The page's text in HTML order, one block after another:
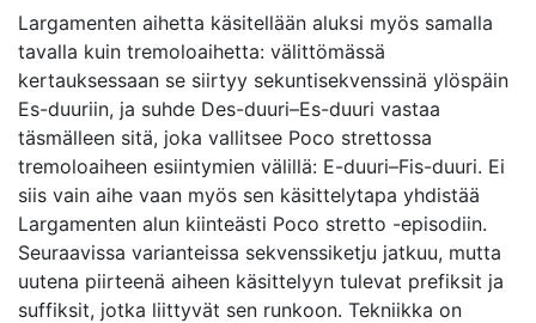
Largamenten aihetta käsitellään aluksi myös samalla
tavalla kuin tremoloaihetta: välittömässä
kertauksessaan se siirtyy sekuntisekvenssinä ylöspäin
Es-duuriin, ja suhde Des-duuri–Es-duuri vastaa
täsmälleen sitä, joka vallitsee Poco strettossa
tremoloaiheen esiintymien välillä: E-duuri–Fis-duuri. Ei
siis vain aihe vaan myös sen käsittelytapa yhdistää
Largamenten alun kiinteästi Poco stretto -episodiin.
Seuraavissa varianteissa sekvenssiketju jatkuu, mutta
uutena piirteenä aiheen käsittelyyn tulevat prefiksit ja
suffiksit, jotka liittyvät sen runkoon. Tekniikka on